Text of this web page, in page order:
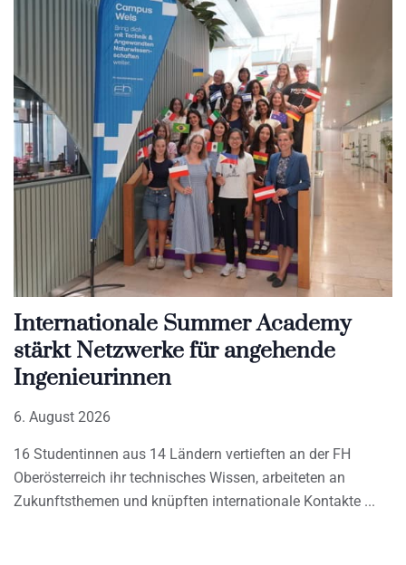
Internationale Summer Academy
stärkt Netzwerke für angehende
Ingenieurinnen
6. August 2026
16 Studentinnen aus 14 Ländern vertieften an der FH
Oberösterreich ihr technisches Wissen, arbeiteten an
Zukunftsthemen und knüpften internationale Kontakte